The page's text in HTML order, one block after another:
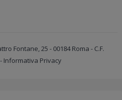
Fontane, 25 - 00184 Roma - C.F.
- Informativa Privacy